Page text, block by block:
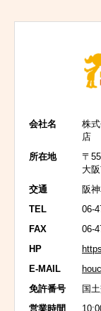
会社名
株
店
所在地
〒
大
交通
阪
TEL
06-
FAX
06-
HP
E-MAIL
免許番号
国
営業時間